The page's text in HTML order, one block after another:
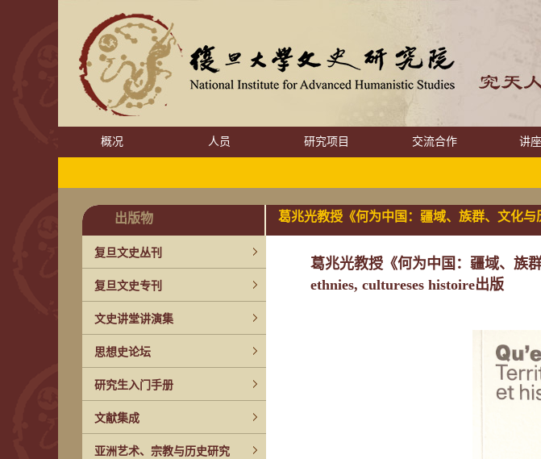
概况 人员 研究项目 交流合作 讲
出版物
复旦文史丛刊
复旦文史专刊
文史讲堂讲演集
思想史论坛
研究生入门手册
文献集成
亚洲艺术、宗教与历史研究
葛兆光教授《何为中国：疆域、族群、文化与
葛兆光教授《何为中国：疆域、族
ethnies, cultureses histoire出版